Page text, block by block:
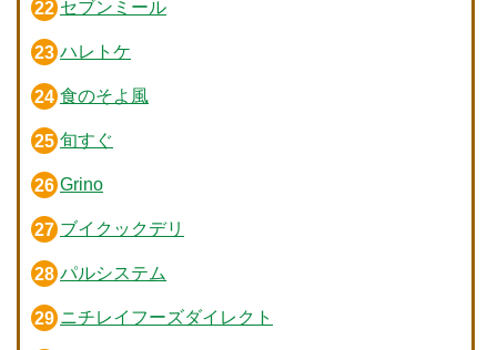
セブンミール
ハレトケ
食のそよ風
旬すぐ
Grino
ブイクックデリ
パルシステム
ニチレイフーズダイレクト